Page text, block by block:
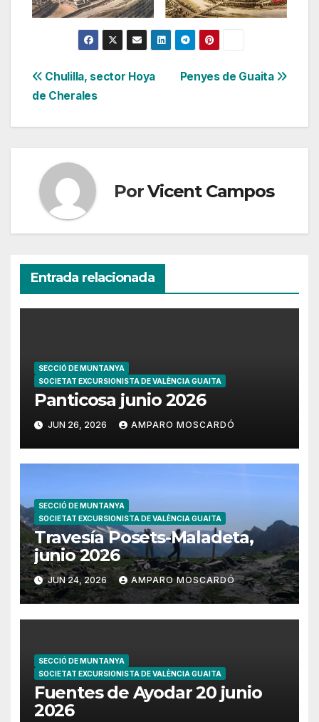
Navegación
Penyes de Guaita
Chulilla, sector Hoya
de Cherales
PorVicent Campos
Entrada relacionada
SECCIÓ DE MUNTANYA
SOCIETAT EXCURSIONISTA DE VALÈNCIA GUAITA
Panticosa junio 2026
JUN 26, 2026 AMPARO MOSCARDÓ
SECCIÓ DE MUNTANYA
SOCIETAT EXCURSIONISTA DE VALÈNCIA GUAITA
Travesía Posets-Maladeta,
junio 2026
JUN 24, 2026 AMPARO MOSCARDÓ
SECCIÓ DE MUNTANYA
SOCIETAT EXCURSIONISTA DE VALÈNCIA GUAITA
Fuentes de Ayodar 20 junio
2026